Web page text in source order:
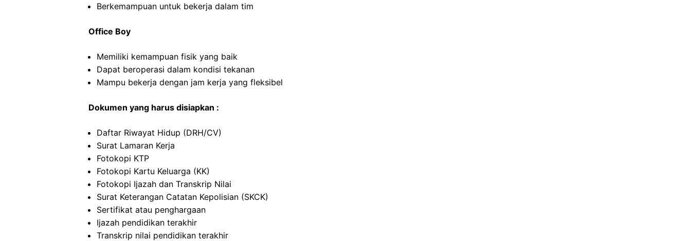
Berkemampuan untuk bekerja dalam tim
Office Boy
Memiliki kemampuan fisik yang baik
Dapat beroperasi dalam kondisi tekanan
Mampu bekerja dengan jam kerja yang fleksibel
Dokumen yang harus disiapkan :
Daftar Riwayat Hidup (DRH/CV)
Surat Lamaran Kerja
Fotokopi KTP
Fotokopi Kartu Keluarga (KK)
Fotokopi Ijazah dan Transkrip Nilai
Surat Keterangan Catatan Kepolisian (SKCK)
Sertifikat atau penghargaan
Ijazah pendidikan terakhir
Transkrip nilai pendidikan terakhir